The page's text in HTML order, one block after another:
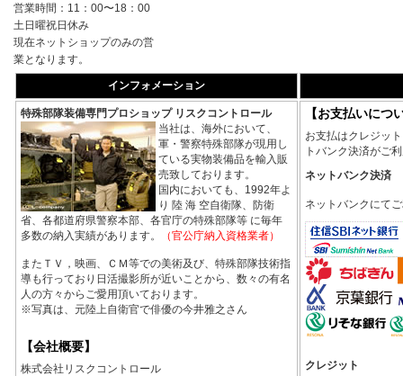
営業時間：11：00〜18：00
土日曜祝日休み
現在ネットショップのみの営
業となります。
インフォメーション
特殊部隊装備専門プロショップ リスクコントロール
当社は、海外において、
軍・警察特殊部隊が現用し
ている実物装備品を輸入販
売致しております。
国内においても、1992年よ
り 陸 海 空自衛隊、防衛
省、各都道府県警察本部、各官庁の特殊部隊等 に毎年
多数の納入実績があります。
（官公庁納入資格業者）
またＴＶ，映画、ＣＭ等での美術及び、特殊部隊技術指
導も行っており日活撮影所が近いことから、数々の有名
人の方々からご愛用頂いております。
※写真は、元陸上自衛官で俳優の今井雅之さん
【会社概要】
株式会社リスクコントロール
【お支払いにつ
お支払はクレジッ
トバンク決済がご
ネットバンク決済
ネットバンクにて
クレジット